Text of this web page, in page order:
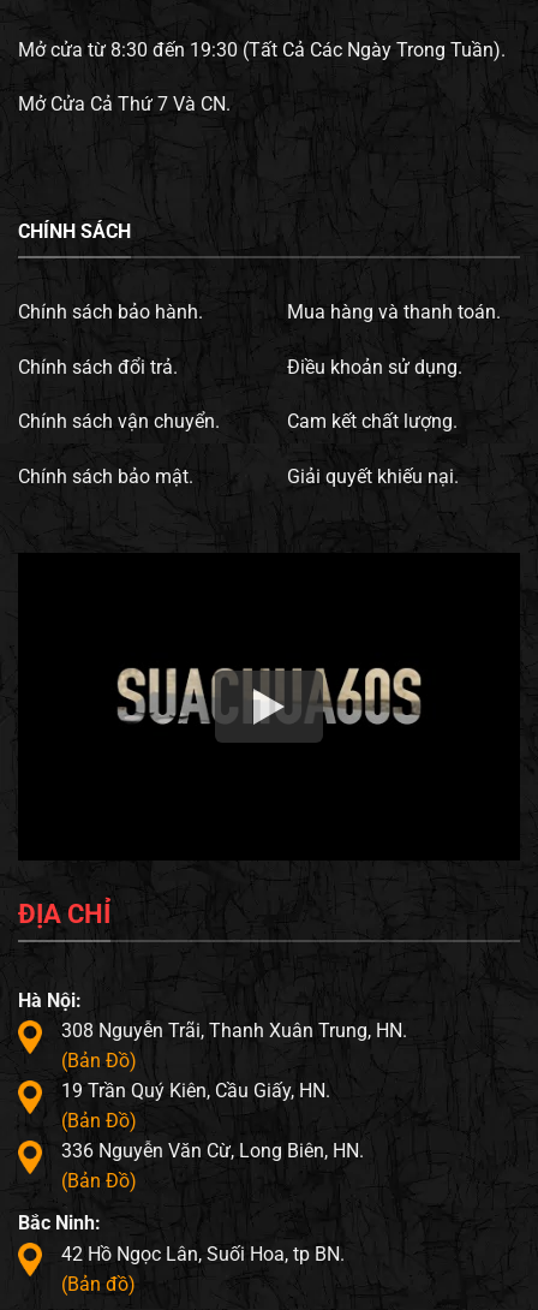
Mở cửa từ 8:30 đến 19:30 (Tất Cả Các Ngày Trong Tuần).
Mở Cửa Cả Thứ 7 Và CN.
CHÍNH SÁCH
Chính sách bảo hành.
Chính sách đổi trả.
Chính sách vận chuyển.
Chính sách bảo mật.
Mua hàng và thanh toán.
Điều khoản sử dụng.
Cam kết chất lượng.
Giải quyết khiếu nại.
ĐỊA CHỈ
Hà Nội:
308 Nguyễn Trãi, Thanh Xuân Trung, HN.
(Bản Đồ)
19 Trần Quý Kiên, Cầu Giấy, HN.
(Bản Đồ)
336 Nguyễn Văn Cừ, Long Biên, HN.
(Bản Đồ)
Bắc Ninh:
42 Hồ Ngọc Lân, Suối Hoa, tp BN.
(Bản đồ)